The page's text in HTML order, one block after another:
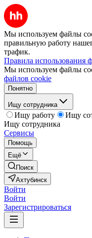
Мы используем файлы
правильную работу
трафик.
Правила использования
Мы используем файлы
файлов cookie
Понятно
Ищу сотрудника
Ищу работу
Ищу
Ищу сотрудника
Сервисы
Помощь
Ещё
Поиск
Ахтубинск
Войти
Войти
Зарегистрироваться